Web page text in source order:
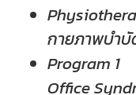
กายภาพบำบั
Program 1
Office